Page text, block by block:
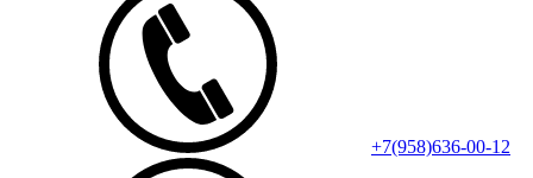
+7(958)636-00-12